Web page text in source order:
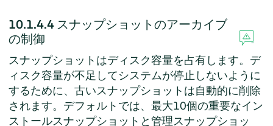
10.1.4.4スナップショットのアーカイブ
の制御
スナップショットはディスク容量を占有します。デ
ィスク容量が不足してシステムが停止しないように
するために、古いスナップショットは自動的に削除
されます。デフォルトでは、最大10個の重要なイン
ストールスナップショットと管理スナップショッ